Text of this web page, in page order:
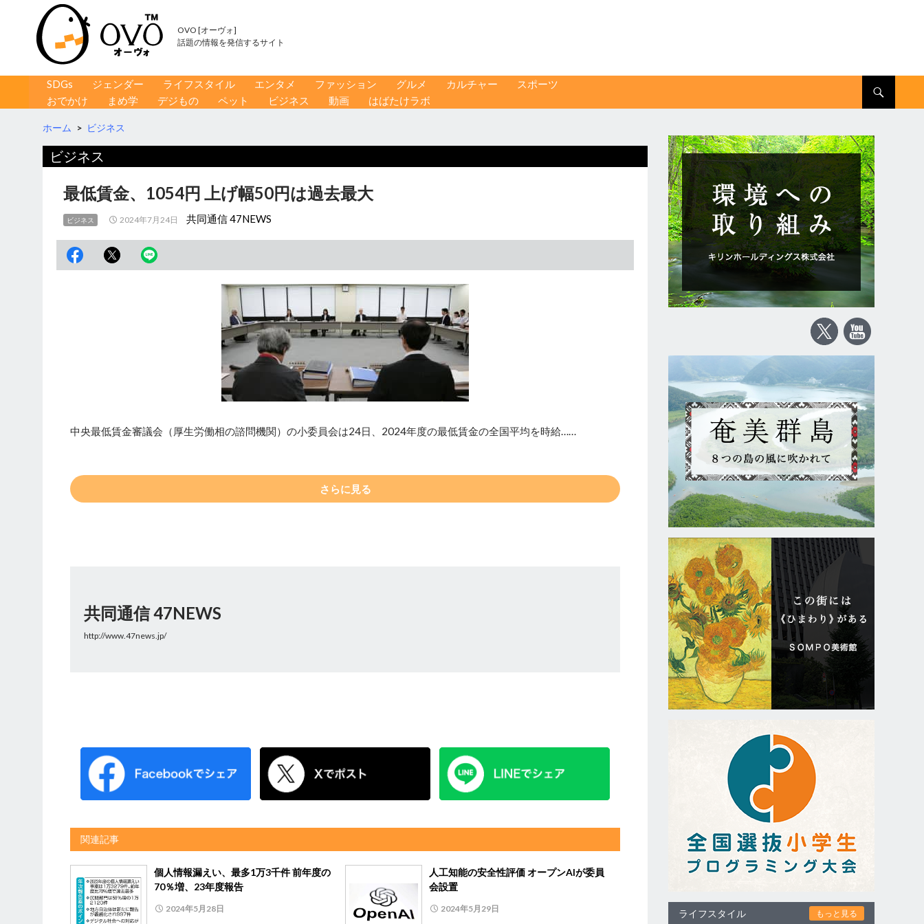
OVO [オーヴォ]
話題の情報を発信するサイト
コンテンツへ移動
SDGs ジェンダー ライフスタイル エンタメ ファッション グルメ カルチャー
スポーツ
おでかけ
まめ学 デジもの ペット ビジネス 動画 はばたけラボ
ホーム > ビジネス
ビジネス
最低賃金、1054円 上げ幅50円は過去最大
ビジネス 2024年7月24日 共同通信 47NEWS
中央最低賃金審議会（厚生労働相の諮問機関）の小委員会は24日、2024年度の最低賃金の全国平均を時給……
さらに見る
共同通信 47NEWS
http://www.47news.jp/
関連記事
個人情報漏えい、最多1万3千件 前年度の
70％増、23年度報告
2024年5月28日
人工知能の安全性評価 オープンAIが委員
会設置
2024年5月29日 ライフスタイル もっと見る